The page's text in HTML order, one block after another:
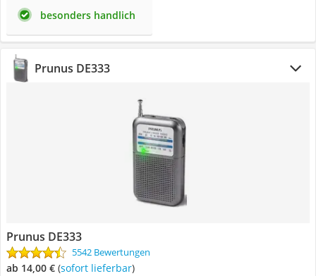
besonders handlich
Prunus DE333
Prunus DE333
5542 Bewertungen
ab 14,00 € ( Sofort lieferbar)